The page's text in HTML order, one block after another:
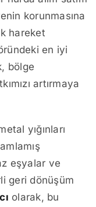
korunmasına
hareket
en iyi
bölge
artırmaya
yığınları
eşyalar ve
geri dönüşüm
olarak, bu